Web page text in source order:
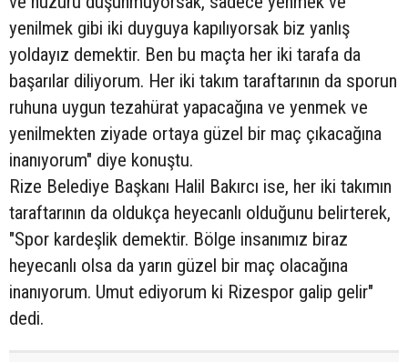
yenilmek gibi iki duyguya kapılıyorsak biz yanlış
yoldayız demektir. Ben bu maçta her iki tarafa da
başarılar diliyorum. Her iki takım taraftarının da sporun
ruhuna uygun tezahürat yapacağına ve yenmek ve
yenilmekten ziyade ortaya güzel bir maç çıkacağına
inanıyorum" diye konuştu.
Rize Belediye Başkanı Halil Bakırcı ise, her iki takımın
taraftarının da oldukça heyecanlı olduğunu belirterek,
"Spor kardeşlik demektir. Bölge insanımız biraz
heyecanlı olsa da yarın güzel bir maç olacağına
inanıyorum. Umut ediyorum ki Rizespor galip gelir"
dedi.